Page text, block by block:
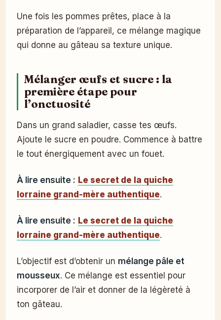
Une fois les pommes prêtes, place à la
préparation de l’appareil, ce mélange magique
qui donne au gâteau sa texture unique.
Mélanger œufs et sucre : la
première étape pour
l’onctuosité
Dans un grand saladier, casse tes œufs.
Ajoute le sucre en poudre. Commence à battre
le tout énergiquement avec un fouet.
À lire ensuite : Le secret de la quiche
lorraine grand-mère authentique.
À lire ensuite : Le secret de la quiche
lorraine grand-mère authentique.
L’objectif est d’obtenir un mélange pâle et
mousseux. Ce mélange est essentiel pour
incorporer de l’air et donner de la légèreté à
ton gâteau.